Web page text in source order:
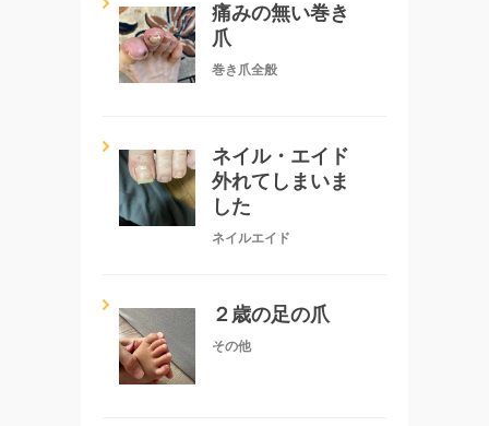
痛みの無い巻き
爪
巻き爪全般
ネイル・エイド
外れてしまいま
した
ネイルエイド
２歳の足の爪
その他